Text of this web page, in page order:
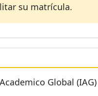
su matrícula.
Global